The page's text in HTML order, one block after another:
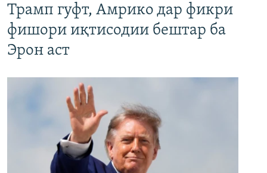
Трамп гуфт, Амрико дар фикри
фишори иқтисодии бештар ба
Эрон аст